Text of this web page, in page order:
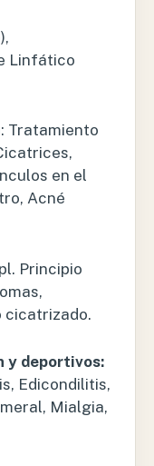
Linfático
: Tratamiento
en el
Acné
Principio
cicatrizado.
y deportivos:
Edicondilitis,
Mialgia,